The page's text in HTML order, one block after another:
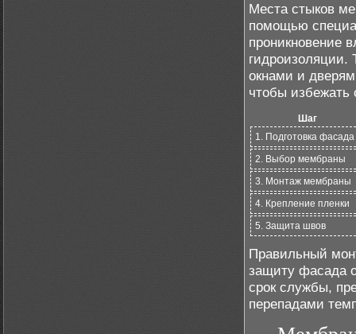
Места стыков
помощью
проникновение
гидроизоляции.
окнами и
чтобы избежать
Шаг
1. Подготовка фасада
2. Выбор мембраны
3. Монтаж мембраны
4. Крепление пленки
5. Защита швов
Правильный
защиту фасада
срок службы,
перепадами